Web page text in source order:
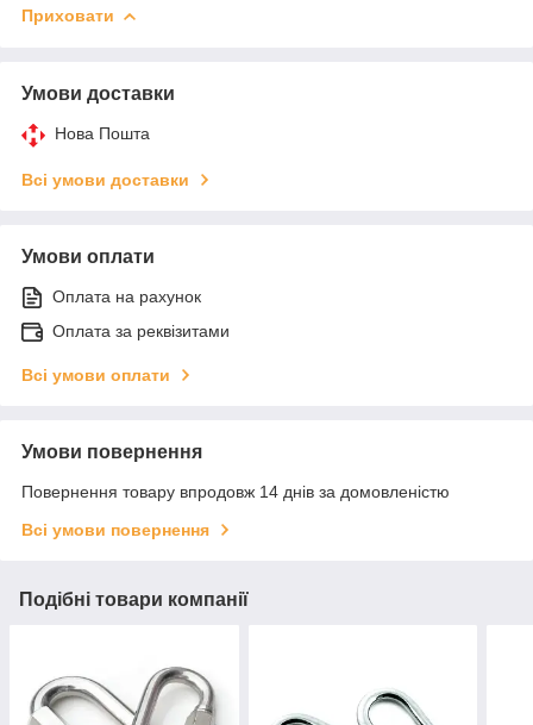
Приховати
Умови доставки
Нова Пошта
Всі умови доставки
Умови оплати
Оплата на рахунок
Оплата за реквізитами
Всі умови оплати
Умови повернення
Повернення товару впродовж 14 днів за домовленістю
Всі умови повернення
Подібні товари компанії